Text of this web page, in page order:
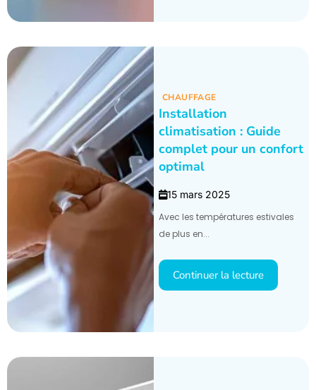
CHAUFFAGE
Installation
climatisation : Guide
complet pour un confort
optimal
15 mars 2025
Avec les températures estivales
de plus en...
Continuer la lecture